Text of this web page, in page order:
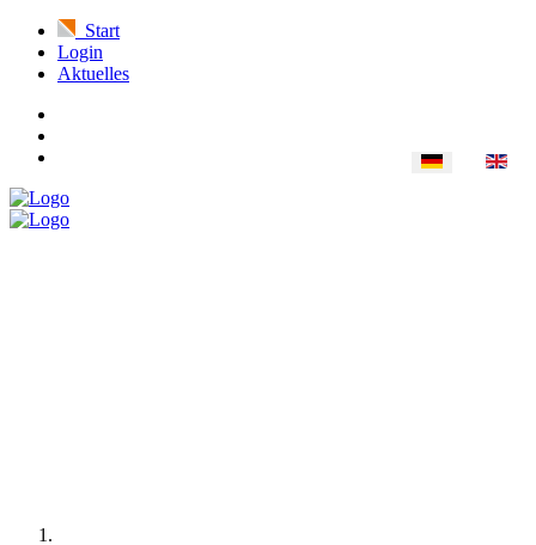
Start
Login
Aktuelles